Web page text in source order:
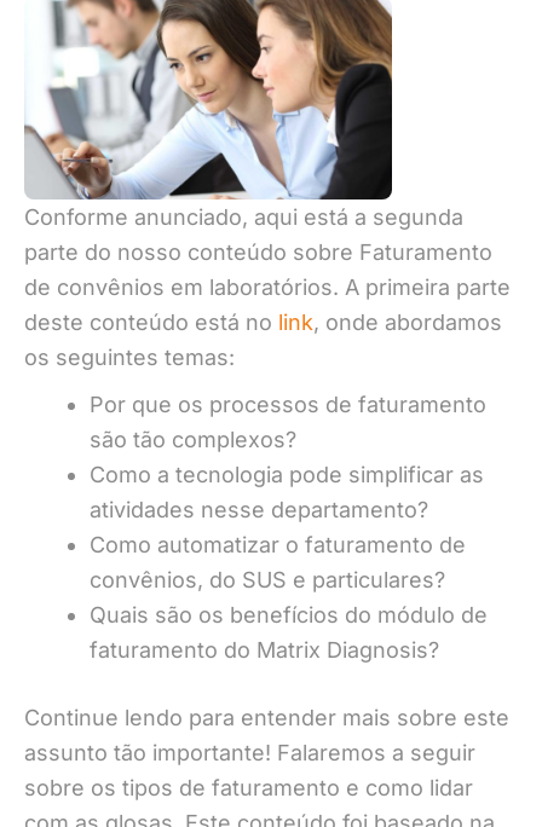
Conforme anunciado, aqui está a segunda
parte do nosso conteúdo sobre Faturamento
de convênios em laboratórios. A primeira parte
deste conteúdo está no link, onde abordamos
os seguintes temas:
Por que os processos de faturamento
são tão complexos?
Como a tecnologia pode simplificar as
atividades nesse departamento?
Como automatizar o faturamento de
convênios, do SUS e particulares?
Quais são os benefícios do módulo de
faturamento do Matrix Diagnosis?
Continue lendo para entender mais sobre este
assunto tão importante! Falaremos a seguir
sobre os tipos de faturamento e como lidar